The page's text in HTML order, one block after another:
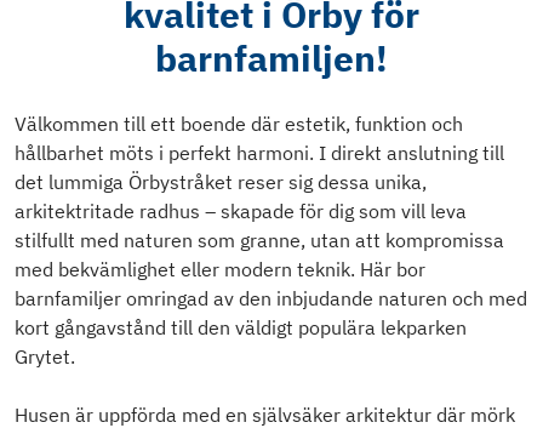
kvalitet i Örby för
barnfamiljen!
Välkommen till ett boende där estetik, funktion och
hållbarhet möts i perfekt harmoni. I direkt anslutning till
det lummiga Örbystråket reser sig dessa unika,
arkitektritade radhus – skapade för dig som vill leva
stilfullt med naturen som granne, utan att kompromissa
med bekvämlighet eller modern teknik. Här bor
barnfamiljer omringad av den inbjudande naturen och med
kort gångavstånd till den väldigt populära lekparken
Grytet.
Husen är uppförda med en självsäker arkitektur där mörk